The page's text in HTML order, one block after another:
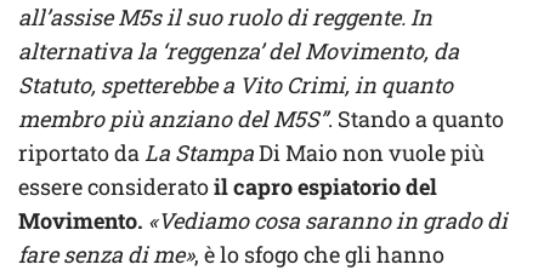
all’assise M5s il suo ruolo di reggente. In
alternativa la ‘reggenza’ del Movimento, da
Statuto, spetterebbe a Vito Crimi, in quanto
membro più anziano del M5S”. Stando a quanto
riportato da La StampaDi Maio non vuole più
essere consideratoil capro espiatorio del
Movimento. «Vediamo cosa saranno in grado di
fare senza di me», è lo sfogo che gli hanno